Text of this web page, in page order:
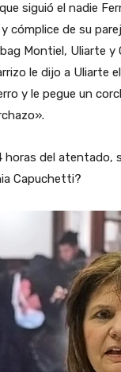
siguió el nadie
de su
Montiel, Uliarte y
le dijo a Uliarte
y le pegue un
horas del atentado,
Capuchetti?